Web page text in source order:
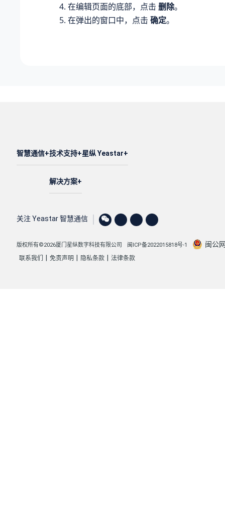
在编辑页面的底部，点击 删除。
在弹出的窗口中，点击 确定。
智慧通信 技术支持
解决方案
星纵 Yeastar
关注 Yeastar 智慧通信
版权所有©2026厦门星纵数字科技有限公司 闽ICP备2022015818号-1 闽公
联系我们 免责声明 隐私条款 法律条款